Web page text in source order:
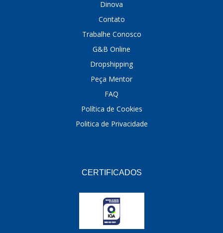
Dinova
Contato
Trabalhe Conosco
G&B Online
Dropshipping
Peça Mentor
FAQ
Política de Cookies
Politica de Privacidade
CERTIFICADOS